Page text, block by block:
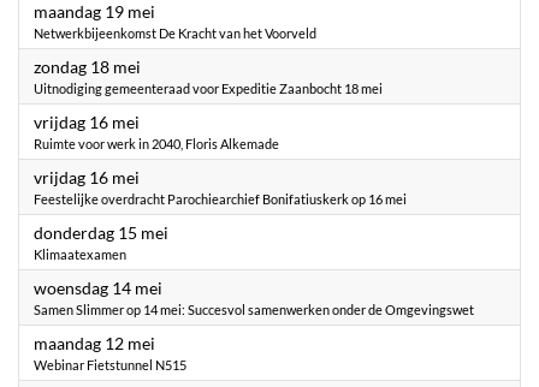
maandag 19 mei
Netwerkbijeenkomst De Kracht van het Voorveld
zondag 18 mei
Uitnodiging gemeenteraad voor Expeditie Zaanbocht 18 mei
vrijdag 16 mei
Ruimte voor werk in 2040, Floris Alkemade
vrijdag 16 mei
Feestelijke overdracht Parochiearchief Bonifatiuskerk op 16 mei
donderdag 15 mei
Klimaatexamen
woensdag 14 mei
Samen Slimmer op 14 mei: Succesvol samenwerken onder de Omgevingswet
maandag 12 mei
Webinar Fietstunnel N515